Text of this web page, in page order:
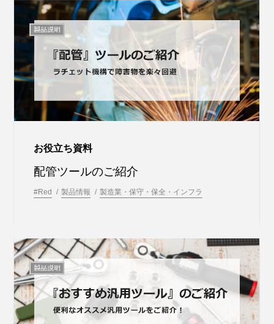
お役立ち資料
配管ツールのご紹介
#Red 製品情報 製造業・保守・保全・インフラ